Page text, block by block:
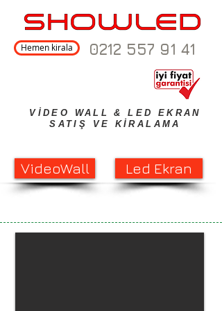
Hemen kirala 0212 557 91 41
VİDEO WALL & LED EKRAN
SATIŞ VE KİRALAMA
VideoWall Led Ekran